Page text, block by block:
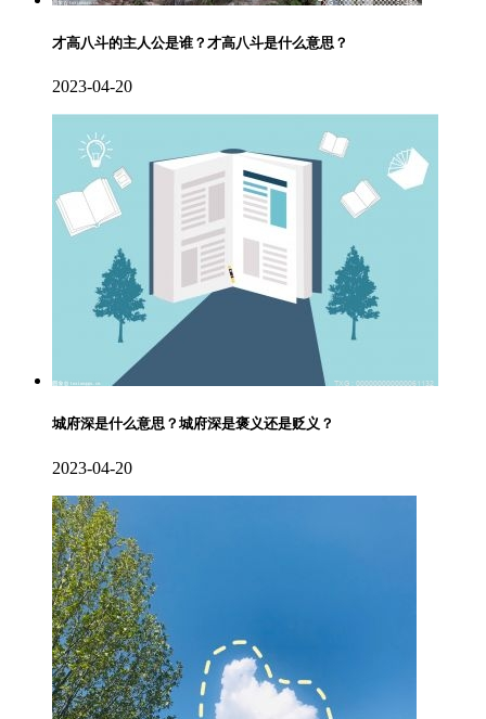
才高八斗的主人公是谁？才高八斗是什么意思？
2023-04-20
城府深是什么意思？城府深是褒义还是贬义？
2023-04-20